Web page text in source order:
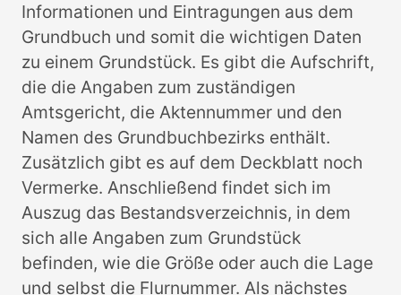
Informationen und Eintragungen aus dem
Grundbuch und somit die wichtigen Daten
zu einem Grundstück. Es gibt die Aufschrift,
die die Angaben zum zuständigen
Amtsgericht, die Aktennummer und den
Namen des Grundbuchbezirks enthält.
Zusätzlich gibt es auf dem Deckblatt noch
Vermerke. Anschließend findet sich im
Auszug das Bestandsverzeichnis, in dem
sich alle Angaben zum Grundstück
befinden, wie die Größe oder auch die Lage
und selbst die Flurnummer. Als nächstes